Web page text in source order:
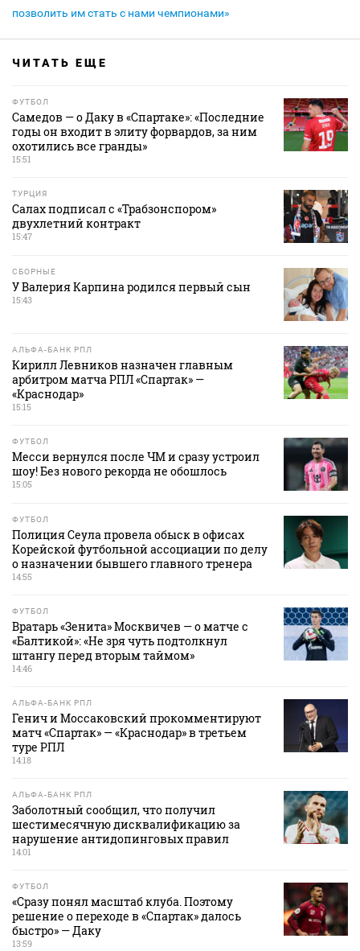
позволить им стать с нами чемпионами»
ЧИТАТЬ ЕЩЕ
ФУТБОЛ
Самедов — о Даку в «Спартаке»: «Последние
годы он входит в элиту форвардов, за ним
охотились все гранды»
15:51
ТУРЦИЯ
Салах подписал с «Трабзонспором»
двухлетний контракт
15:47
СБОРНЫЕ
У Валерия Карпина родился первый сын
15:43
АЛЬФА-БАНК РПЛ
Кирилл Левников назначен главным
арбитром матча РПЛ «Спартак» —
«Краснодар»
15:15
ФУТБОЛ
Месси вернулся после ЧМ и сразу устроил
шоу! Без нового рекорда не обошлось
15:05
ФУТБОЛ
Полиция Сеула провела обыск в офисах
Корейской футбольной ассоциации по делу
о назначении бывшего главного тренера
14:55
ФУТБОЛ
Вратарь «Зенита» Москвичев — о матче с
«Балтикой»: «Не зря чуть подтолкнул
штангу перед вторым таймом»
14:46
АЛЬФА-БАНК РПЛ
Генич и Моссаковский прокомментируют
матч «Спартак» — «Краснодар» в третьем
туре РПЛ
14:18
АЛЬФА-БАНК РПЛ
Заболотный сообщил, что получил
шестимесячную дисквалификацию за
нарушение антидопинговых правил
14:01
ФУТБОЛ
«Сразу понял масштаб клуба. Поэтому
решение о переходе в «Спартак» далось
быстро» — Даку
13:59